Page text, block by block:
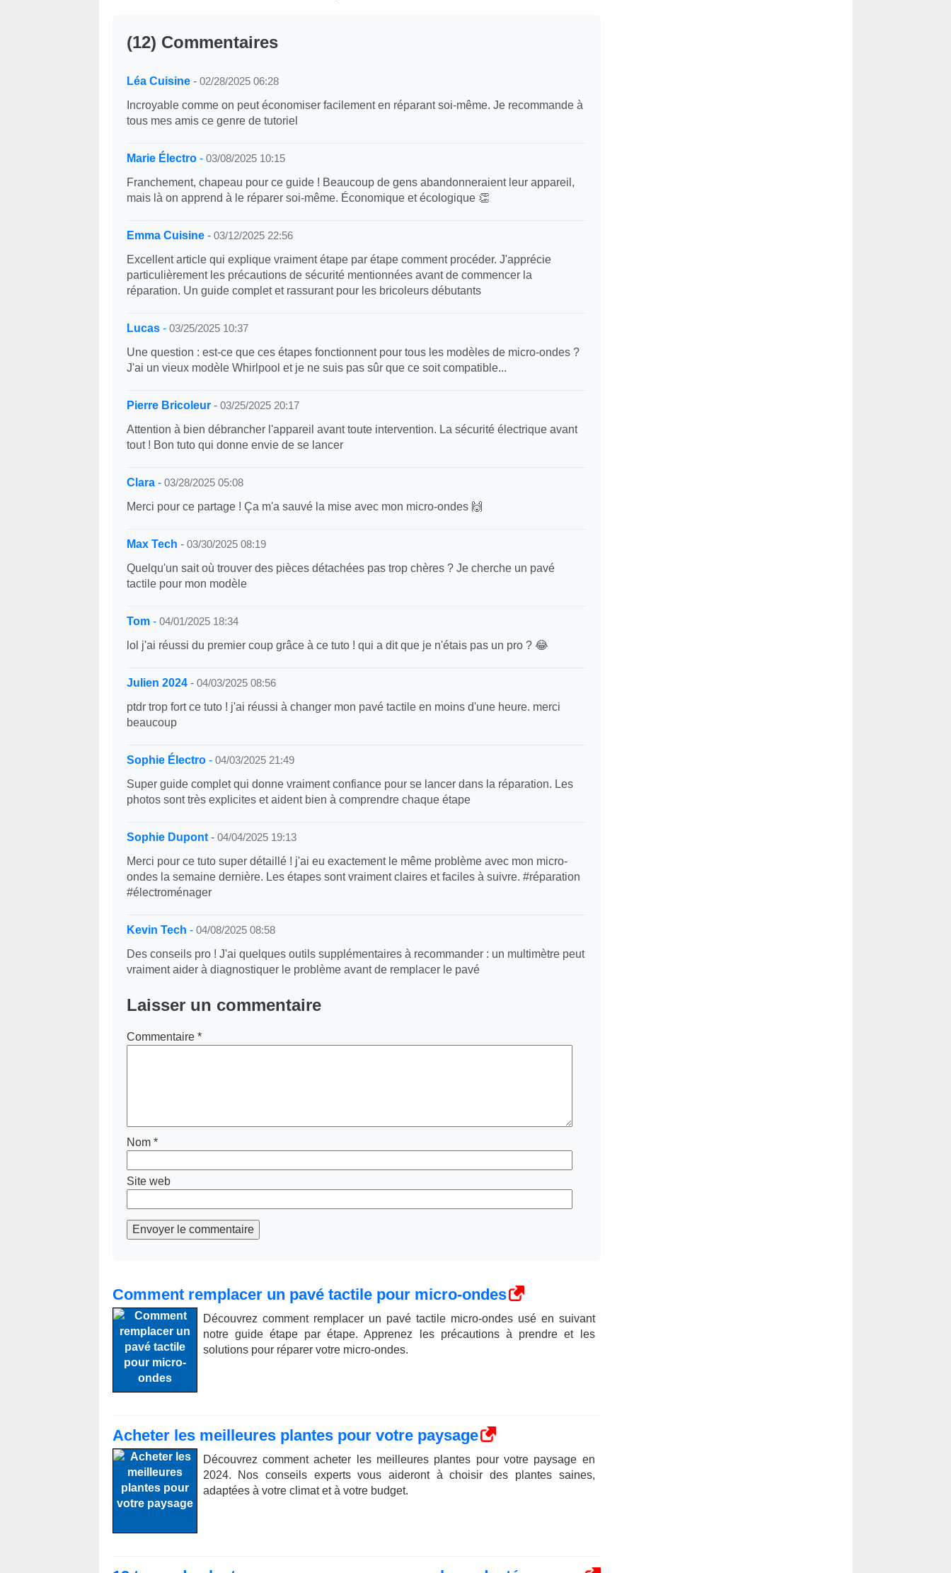
(12) Commentaires
Léa Cuisine- 02/28/2025 06:28
Incroyable comme on peut économiser facilement en réparant soi-même. Je recommande à
tous mes amis ce genre de tutoriel
Marie Électro- 03/08/2025 10:15
Franchement, chapeau pour ce guide ! Beaucoup de gens abandonneraient leur appareil,
mais là on apprend à le réparer soi-même. Économique et écologique 👏
Emma Cuisine- 03/12/2025 22:56
Excellent article qui explique vraiment étape par étape comment procéder. J'apprécie
particulièrement les précautions de sécurité mentionnées avant de commencer la
réparation. Un guide complet et rassurant pour les bricoleurs débutants
Lucas- 03/25/2025 10:37
Une question : est-ce que ces étapes fonctionnent pour tous les modèles de micro-ondes ?
J'ai un vieux modèle Whirlpool et je ne suis pas sûr que ce soit compatible...
Pierre Bricoleur- 03/25/2025 20:17
Attention à bien débrancher l'appareil avant toute intervention. La sécurité électrique avant
tout ! Bon tuto qui donne envie de se lancer
Clara- 03/28/2025 05:08
Merci pour ce partage ! Ça m'a sauvé la mise avec mon micro-ondes 🙌
Max Tech - 03/30/2025 08:19
Quelqu'un sait où trouver des pièces détachées pas trop chères ? Je cherche un pavé
tactile pour mon modèle
Tom- 04/01/2025 18:34
lol j'ai réussi du premier coup grâce à ce tuto ! qui a dit que je n'étais pas un pro ? 😂
Julien 2024- 04/03/2025 08:56
ptdr trop fort ce tuto ! j'ai réussi à changer mon pavé tactile en moins d'une heure. merci
beaucoup
Sophie Électro- 04/03/2025 21:49
Super guide complet qui donne vraiment confiance pour se lancer dans la réparation. Les
photos sont très explicites et aident bien à comprendre chaque étape
Sophie Dupont- 04/04/2025 19:13
Merci pour ce tuto super détaillé ! j'ai eu exactement le même problème avec mon micro-
ondes la semaine dernière. Les étapes sont vraiment claires et faciles à suivre. #réparation
#électroménager
Kevin Tech - 04/08/2025 08:58
Des conseils pro ! J'ai quelques outils supplémentaires à recommander : un multimètre peut
vraiment aider à diagnostiquer le problème avant de remplacer le pavé
Laisser un commentaire
Commentaire *
Nom *
Site web
Envoyer le commentaire
Comment remplacer un pavé tactile pour micro-ondes
Découvrez comment remplacer un pavé tactile micro-ondes usé en suivant
notre guide étape par étape. Apprenez les précautions à prendre et les
solutions pour réparer votre micro-ondes.
Acheter les meilleures plantes pour votre paysage
Découvrez comment acheter les meilleures plantes pour votre paysage en
2024. Nos conseils experts vous aideront à choisir des plantes saines,
adaptées à votre climat et à votre budget.